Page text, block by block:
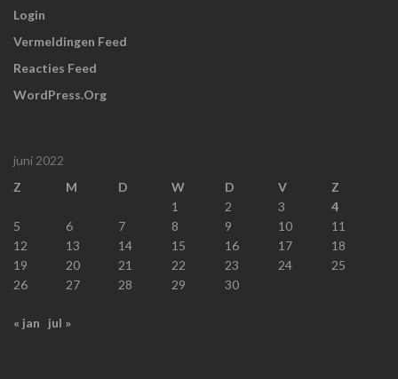
Login
Vermeldingen Feed
Reacties Feed
WordPress.org
juni 2022
Z
M D W D V
Z
1
2 3
4
5
6 7 8 9 10
11
12
13 14 15 16 17
18
19
20 21 22 23 24
25
26
27 28 29 30
« jan jul »